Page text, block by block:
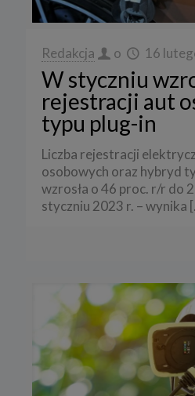
Redakcja o 16
W styczniu
rejestracji aut
typu plug-in
Liczba rejestracji
osobowych oraz hybryd
wzrosła o 46 proc. r/r do
styczniu 2023 r. – wynika